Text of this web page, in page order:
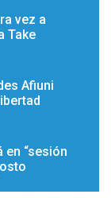
vez a
Take
Afiuni
en “sesión